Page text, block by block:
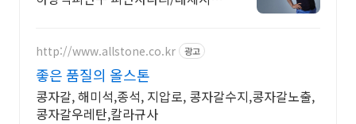
인정/김병만 모델/아파트 화재
http://www.allstone.co.kr 광고
좋은 품질의 올스톤
콩자갈, 해미석,종석, 지압로, 콩자갈수지,콩자갈노출,
콩자갈우레탄,칼라규사